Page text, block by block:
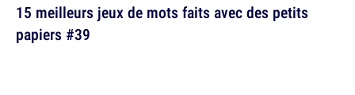
15 meilleurs jeux de mots faits avec des petits
papiers #39